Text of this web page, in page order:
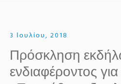
3 Ιουλίου, 2018
Πρόσκληση
ενδιαφέροντος